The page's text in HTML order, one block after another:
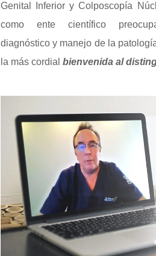
Genital Inferior y Colposcopía
como ente científico
diagnóstico y manejo de la
la más cordial bienvenida al